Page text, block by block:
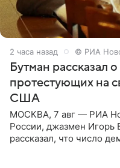
2 часа назад © РИА
Бутман рассказал
протестующих на
США
МОСКВА, 7 авг — РИА
России, джазмен Игорь
рассказал, что число